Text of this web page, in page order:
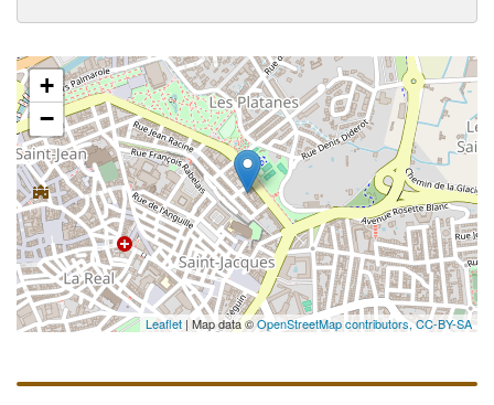
+
−
Leaflet | Map data ©OpenStreetMap contributors,CC-BY-SA